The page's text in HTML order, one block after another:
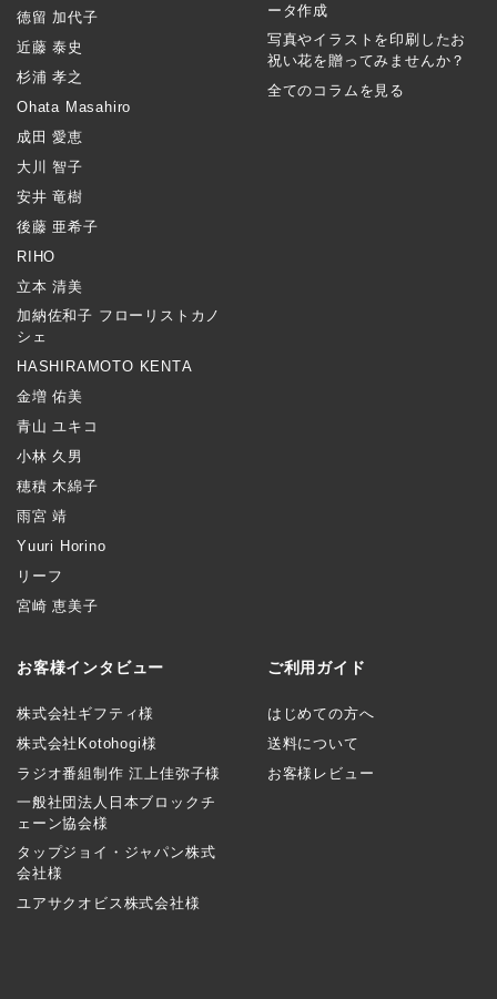
徳留 加代子
近藤 泰史
杉浦 孝之
Ohata Masahiro
成田 愛恵
大川 智子
安井 竜樹
後藤 亜希子
RIHO
立本 清美
加納佐和子 フローリストカノ
シェ
HASHIRAMOTO KENTA
金増 佑美
青山 ユキコ
小林 久男
穂積 木綿子
雨宮 靖
Yuuri Horino
リーフ
宮崎 恵美子
ータ作成
写真やイラストを印刷したお
祝い花を贈ってみませんか？
全てのコラムを見る
お客様インタビュー
株式会社ギフティ様
株式会社Kotohogi様
ラジオ番組制作 江上佳弥子様
一般社団法人日本ブロックチ
ェーン協会様
タップジョイ・ジャパン株式
会社様
ユアサクオビス株式会社様
ご利用ガイド
はじめての方へ
送料について
お客様レビュー